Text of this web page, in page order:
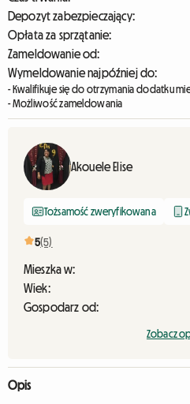
Depozyt zabezpieczający:
Opłata za sprzątanie:
Zameldowanie od:
Wymeldowanie najpóźniej do:
- Kwalifikuje się do otrzymania dodatku
- Możliwość zameldowania
Akouele Elise
Tożsamość zweryfikowana
5(5)
Mieszka w:
Wiek:
Gospodarz od:
Zobacz
Opis